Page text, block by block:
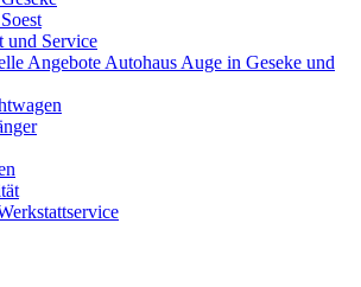
und Service
Angebote Autohaus Auge in Geseke und